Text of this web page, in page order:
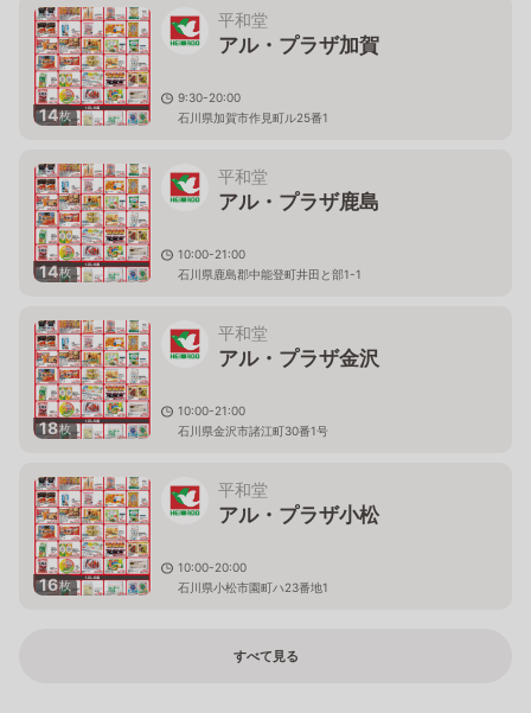
14枚
平和堂
アル・プラザ加賀
9:30-20:00
石川県加賀市作見町ル25番1
14枚
平和堂
アル・プラザ鹿島
10:00-21:00
石川県鹿島郡中能登町井田と部1-1
18枚
平和堂
アル・プラザ金沢
10:00-21:00
石川県金沢市諸江町30番1号
16枚
平和堂
アル・プラザ小松
10:00-20:00
石川県小松市園町ハ23番地1
すべて見る